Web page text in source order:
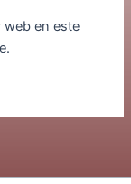
web en este